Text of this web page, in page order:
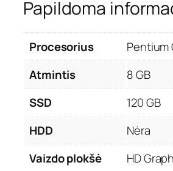
Papildoma
Procesorius
Pentium
Atmintis
8 GB
SSD
120 GB
HDD
Nėra
Vaizdo plokšė
HD